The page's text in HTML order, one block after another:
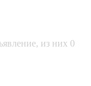
из них 0